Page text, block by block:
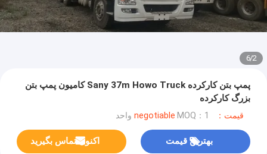
2
/
6
پمپ بتن کارکرده Sany 37m Howo Truck کامیون پمپ بتن
بزرگ کارکرده
قیمت：negotiable MOQ：1 واحد
بهترین قیمت اکنون تماس بگیرید